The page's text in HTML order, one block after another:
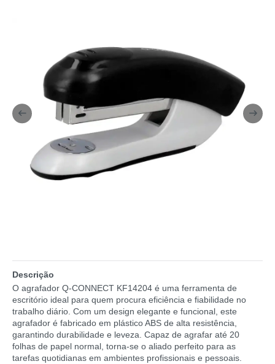
Descrição
O agrafador Q-CONNECT KF14204 é uma ferramenta de
escritório ideal para quem procura eficiência e fiabilidade no
trabalho diário. Com um design elegante e funcional, este
agrafador é fabricado em plástico ABS de alta resistência,
garantindo durabilidade e leveza. Capaz de agrafar até 20
folhas de papel normal, torna-se o aliado perfeito para as
tarefas quotidianas em ambientes profissionais e pessoais.